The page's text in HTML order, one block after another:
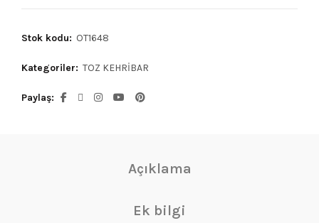
Stok kodu: OT1648
Kategoriler: TOZ KEHRİBAR
Paylaş
Açıklama
Ek bilgi